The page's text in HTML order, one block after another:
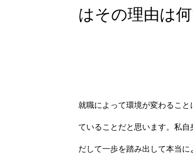
はその理由は
就職によって環境が変わるこ
ていることだと思います。私
だして一歩を踏み出して本当に